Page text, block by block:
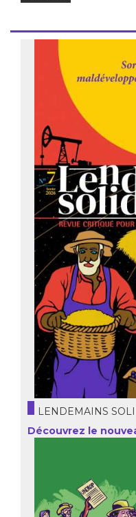
LENDEMAINS
Découvrez le